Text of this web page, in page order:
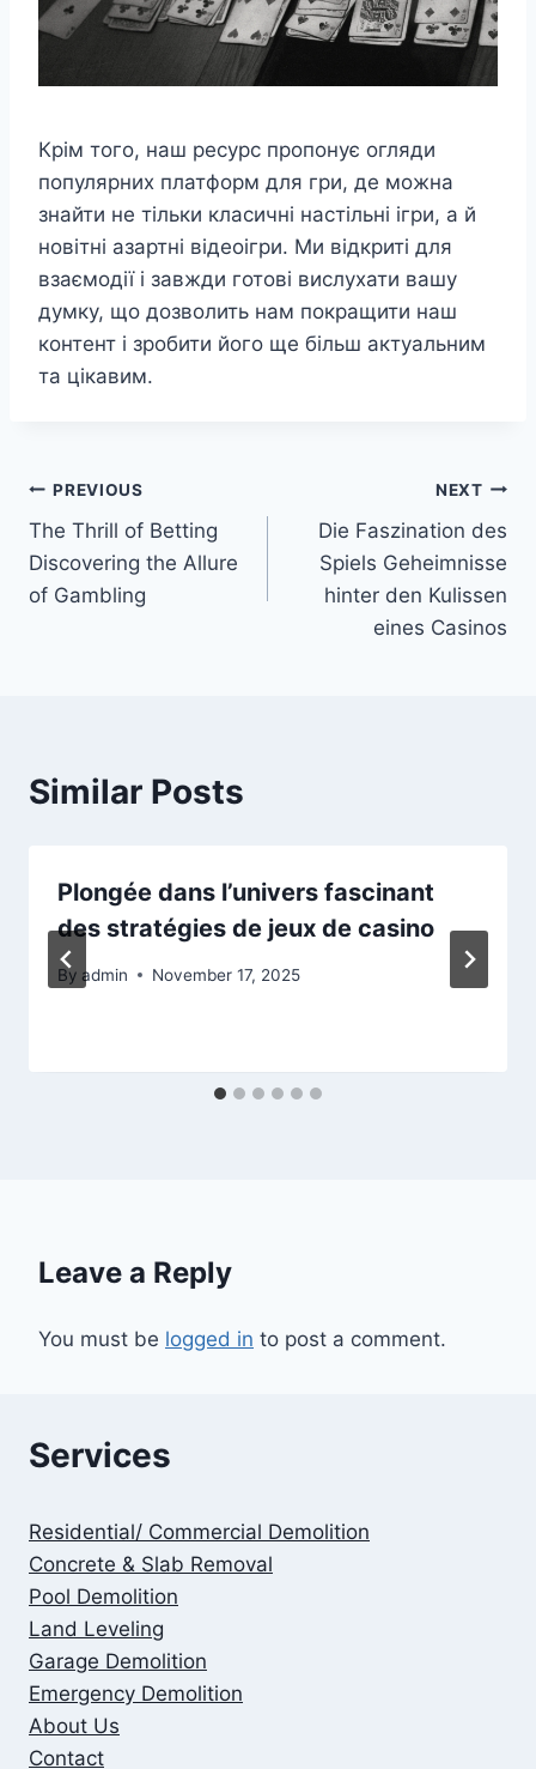
Крім того, наш ресурс пропонує огляди
популярних платформ для гри, де можна
знайти не тільки класичні настільні ігри, а й
новітні азартні відеоігри. Ми відкриті для
взаємодії і завжди готові вислухати вашу
думку, що дозволить нам покращити наш
контент і зробити його ще більш актуальним
та цікавим.
Post
navigation
PREVIOUS
The Thrill of Betting
Discovering the Allure
of Gambling
NEXT
Die Faszination des
Spiels Geheimnisse
hinter den Kulissen
eines Casinos
Similar Posts
Plongée dans l’univers fascinant
des stratégies de jeux de casino
By admin November 17, 2025
Leave a Reply
You must be logged in to post a comment.
Services
Residential/ Commercial Demolition
Concrete & Slab Removal
Pool Demolition
Land Leveling
Garage Demolition
Emergency Demolition
About Us
Contact